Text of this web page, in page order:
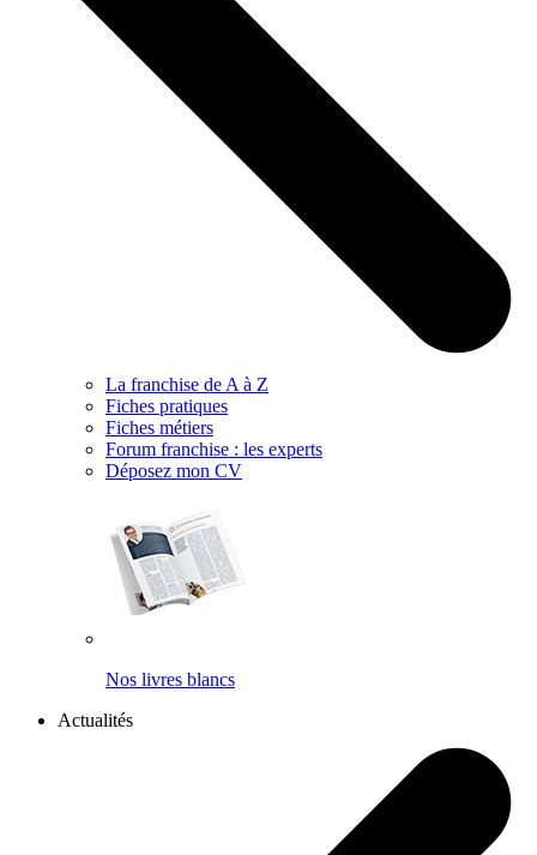
La franchise de A à Z
Fiches pratiques
Fiches métiers
Forum franchise : les experts
Déposez mon CV
Nos livres blancs
Actualités